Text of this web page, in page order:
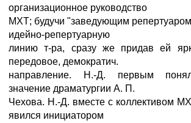
организационное руководство
МХТ; будучи "заведующим
идейно-репертуарную
линию т-ра, сразу же придав ей
передовое, демократич.
направление. Н.-Д. первым
значение драматургии А. П.
Чехова. Н.-Д. вместе с коллективом
явился инициатором